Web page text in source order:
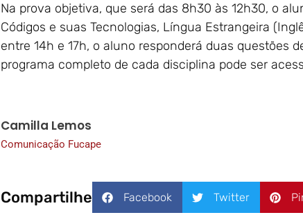
Na prova objetiva, que será das 8h30 às 12h30, o
Códigos e suas Tecnologias, Língua Estrangeira
entre 14h e 17h, o aluno responderá duas questões
programa completo de cada disciplina pode ser
Camilla Lemos
Comunicação Fucape
Compartilhe Facebook Twitter